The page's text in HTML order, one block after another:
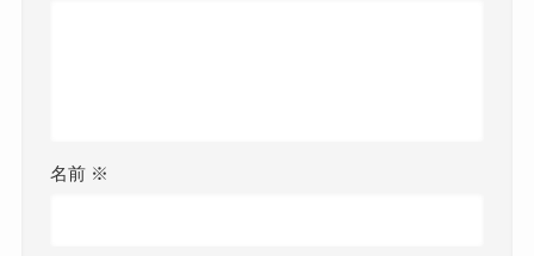
名前 ※